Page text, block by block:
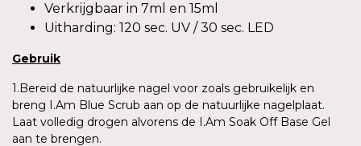
Verkrijgbaar in 7ml en 15ml
Uitharding: 120 sec. UV / 30 sec. LED
Gebruik
1.Bereid de natuurlijke nagel voor zoals gebruikelijk en
breng I.Am Blue Scrub aan op de natuurlijke nagelplaat.
Laat volledig drogen alvorens de I.Am Soak Off Base Gel
aan te brengen.